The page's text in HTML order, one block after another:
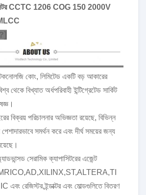
CCTC 1206 COG 150 2000V
]
কোং, লিমিটেড একটি বড় আকারের
থেকে বিখ্যাত অর্ধপরিবাহী ইন্টিগ্রেটেড সার্কিট
বিক্রয় পরিচালনার অভিজ্ঞতা রয়েছে, বিভিন্ন
সমর্থন করে এবং দীর্ঘ সময়ের জন্য
সেরামিক ক্যাপাসিটরের এজেন্ট
এবং রেজিস্টর,ইন্ডাক্টর এবং মোল্ডগুলিতে বিতরণ